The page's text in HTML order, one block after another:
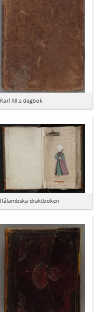
Karl XII:s dagbok
Rålambska dräktboken